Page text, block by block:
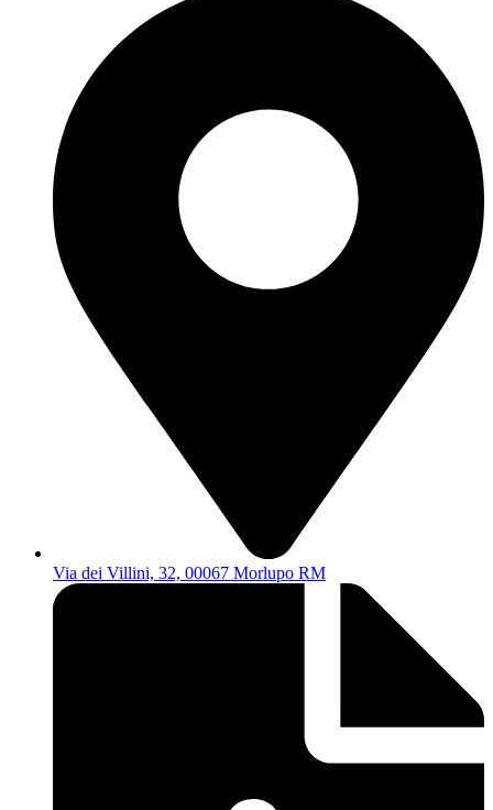
Via dei Villini, 32, 00067 Morlupo RM